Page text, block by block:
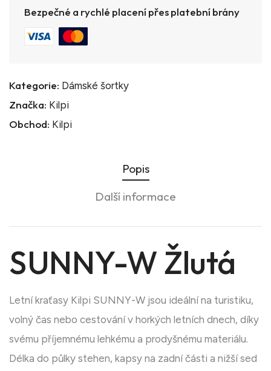
Bezpečné a rychlé placení přes platební brány
Kategorie: Dámské šortky
Značka: Kilpi
Obchod: Kilpi
Popis
Další informace
SUNNY-W Žlutá
Letní kraťasy Kilpi SUNNY-W jsou ideální na turistiku,
volný čas nebo cestování v horkých letních dnech, díky
svému příjemnému lehkému a prodyšnému materiálu.
Délka do půlky stehen, kapsy na zadní části a nižší sed